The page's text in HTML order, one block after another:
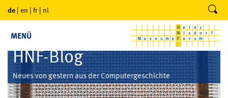
de | en | fr | nl
MENÜ
HNF-Blog
Neues von gestern aus der Computergeschichte